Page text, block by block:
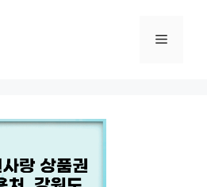
메